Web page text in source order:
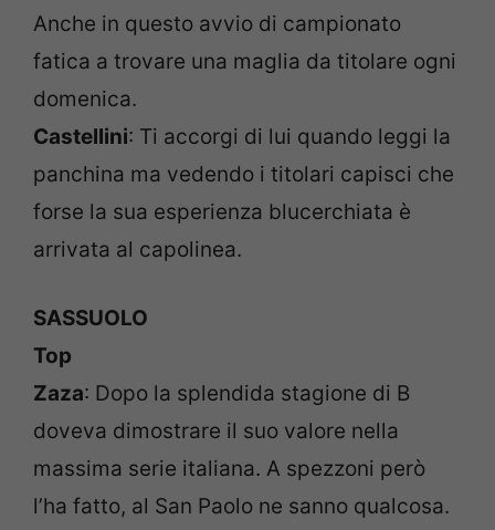
Anche in questo avvio di campionato
fatica a trovare una maglia da titolare ogni
domenica.
Castellini: Ti accorgi di lui quando leggi la
panchina ma vedendo i titolari capisci che
forse la sua esperienza blucerchiata è
arrivata al capolinea.
SASSUOLO
Top
Zaza: Dopo la splendida stagione di B
doveva dimostrare il suo valore nella
massima serie italiana. A spezzoni però
l’ha fatto, al San Paolo ne sanno qualcosa.